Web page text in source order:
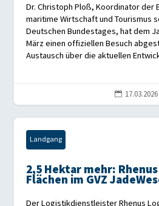
Dr. Christoph Ploß, Koordinator der
maritime Wirtschaft und Tourismus
Deutschen Bundestages, hat dem
März einen offiziellen Besuch
Austausch über die aktuellen
 17.03.2026
Landgang
2,5 Hektar mehr:
Flächen im GVZ
Der Logistikdienstleister Rhenus